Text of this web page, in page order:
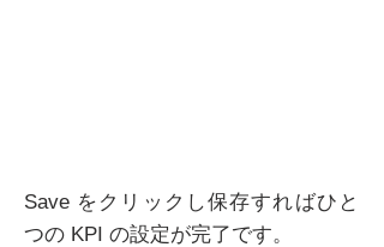
Save をクリックし保存すればひと
つの KPI の設定が完了です。